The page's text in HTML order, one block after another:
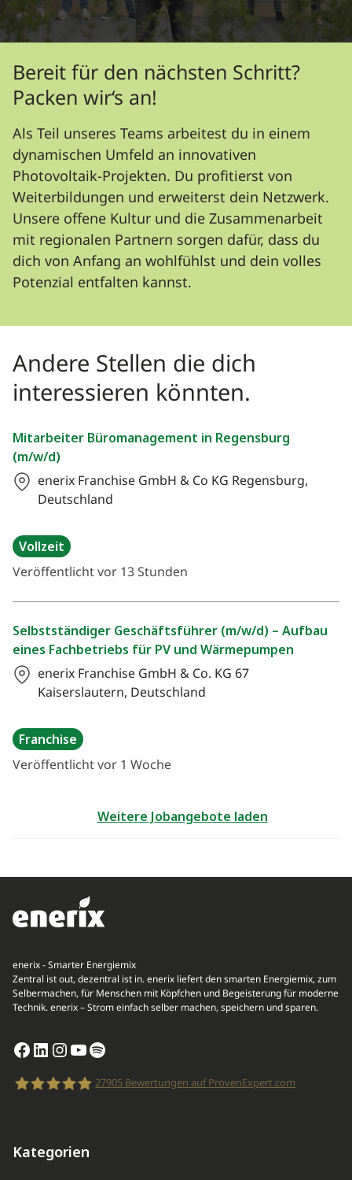
Bereit für den nächsten Schritt?
Packen wir‘s an!
Als Teil unseres Teams arbeitest du in einem
dynamischen Umfeld an innovativen
Photovoltaik-Projekten. Du profitierst von
Weiterbildungen und erweiterst dein Netzwerk.
Unsere offene Kultur und die Zusammenarbeit
mit regionalen Partnern sorgen dafür, dass du
dich von Anfang an wohlfühlst und dein volles
Potenzial entfalten kannst.
Andere Stellen die dich
interessieren könnten.
Mitarbeiter Büromanagement in Regensburg
(m/w/d)
enerix Franchise GmbH & Co KG Regensburg,
Deutschland
Vollzeit
Veröffentlicht vor 13 Stunden
Selbstständiger Geschäftsführer (m/w/d) – Aufbau
eines Fachbetriebs für PV und Wärmepumpen
enerix Franchise GmbH & Co. KG 67
Kaiserslautern, Deutschland
Franchise
Veröffentlicht vor 1 Woche
Weitere Jobangebote laden
enerix - Smarter Energiemix
Zentral ist out, dezentral ist in. enerix liefert den smarten Energiemix, zum
Selbermachen, für Menschen mit Köpfchen und Begeisterung für moderne
Technik. enerix – Strom einfach selber machen, speichern und sparen.
Facebook
LinkedIn
Instagram
YouTube
Spotify
27905Bewertungen auf ProvenExpert.com
Kategorien